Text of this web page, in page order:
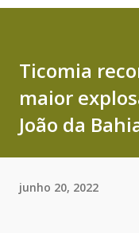
Ticomia
maior
João da
junho 20, 2022